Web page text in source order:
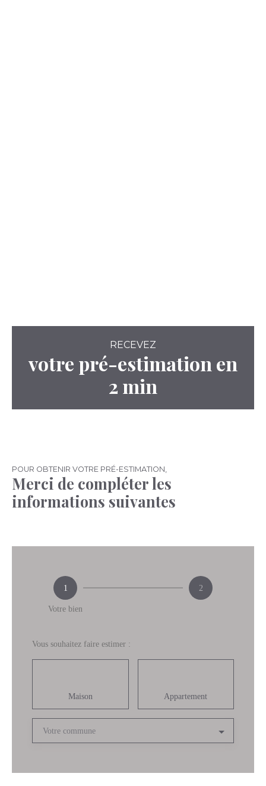
RECEVEZ
votre pré-estimation en
2 min
POUR OBTENIR VOTRE PRÉ-ESTIMATION,
Merci de compléter les
informations suivantes
1
Votre bien
2
Vous souhaitez faire estimer :
Maison Appartement
Votre commune